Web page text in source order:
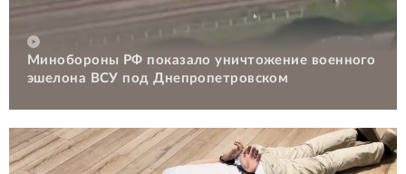
Минобороны РФ показало уничтожение военного
эшелона ВСУ под Днепропетровском